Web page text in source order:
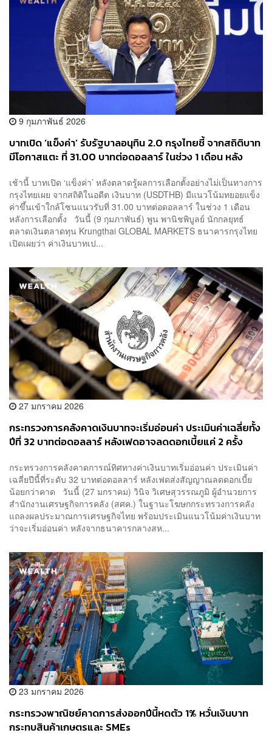
9 กุมภาพันธ์ 2026
บาทเปิด ‘แข็งค่า’ รับรัฐบาลอนุทิน 2.0 กรุงไทยชี้ จากสถิติบาท
มีโอกาสแตะ ที่ 31.00 บาทต่อดอลลาร์ ในช่วง 1 เดือน หลัง
เช้านี้ บาทเปิด ‘แข็งค่า’ หลังตลาดรู้ผลการเลือกตั้งอย่างไม่เป็นทางการ
กรุงไทยเผย จากสถิติในอดีต เงินบาท (USDTHB) มีแนวโน้มทยอยแข็ง
ค่าขึ้นเข้าใกล้โซนแนวรับที่ 31.00 บาทต่อดอลลาร์ ในช่วง 1 เดือน
หลังการเลือกตั้ง วันนี้ (9 กุมภาพันธ์) พูน พานิชพิบูลย์ นักกลยุทธ์
ตลาดเงินตลาดทุน Krungthai GLOBAL MARKETS ธนาคารกรุงไทย
เปิดเผยว่า ค่าเงินบาทเป...
27 มกราคม 2026
กระทรวงการคลังคาดเงินบาทจะเริ่มอ่อนค่า ประเมินค่าเฉลี่ยทั้ง
ปีที่ 32 บาทต่อดอลลาร์ หลังเฟดอาจลดดอกเบี้ยแค่ 2 ครั้ง
กระทรวงการคลังคาดการณ์ทิศทางค่าเงินบาทเริ่มอ่อนค่า ประเมินค่า
เฉลี่ยปีนี้ที่ระดับ 32 บาทต่อดอลลาร์ หลังเฟดส่งสัญญาณลดดอกเบี้ย
น้อยกว่าคาด วันนี้ (27 มกราคม) วินิจ วิเศษสุวรรณภูมิ ผู้อำนวยการ
สำนักงานเศรษฐกิจการคลัง (สศค.) ในฐานะโฆษกกระทรวงการคลัง
แถลงผลประมาณการเศรษฐกิจไทย พร้อมประเมินแนวโน้มค่าเงินบาท
ว่าจะเริ่มอ่อนค่า หลังจากธนาคารกลางสห...
23 มกราคม 2026
กระทรวงพาณิชย์คาดการส่งออกปีนี้หดตัว 1% หวั่นเงินบาท
กระทบสินค้าเกษตรและ SMEs